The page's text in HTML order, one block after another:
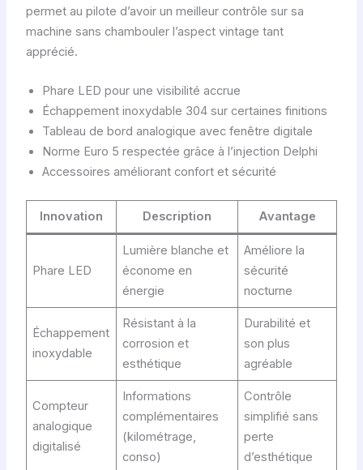
permet au pilote d’avoir un meilleur contrôle sur sa
machine sans chambouler l’aspect vintage tant
apprécié.
Phare LED pour une visibilité accrue
Échappement inoxydable 304 sur certaines finitions
Tableau de bord analogique avec fenêtre digitale
Norme Euro 5 respectée grâce à l’injection Delphi
Accessoires améliorant confort et sécurité
Innovation Description Avantage
Phare LED
Lumière blanche et
économe en
énergie
Améliore la
sécurité
nocturne
Échappement
inoxydable
Résistant à la
corrosion et
esthétique
Durabilité et
son plus
agréable
Compteur
analogique
digitalisé
Informations
complémentaires
(kilométrage,
conso)
Contrôle
simplifié sans
perte
d’esthétique